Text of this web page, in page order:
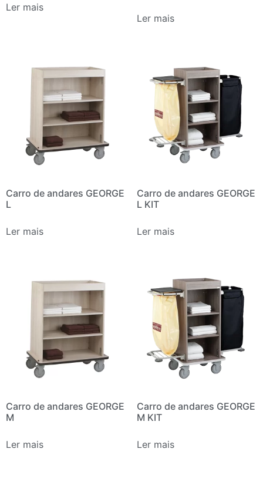
Ler mais
Ler mais
Carro de andares GEORGE
L
Ler mais
Carro de andares GEORGE
L KIT
Ler mais
Carro de andares GEORGE
M
Ler mais
Carro de andares GEORGE
M KIT
Ler mais